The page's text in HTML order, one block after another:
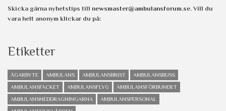
Skicka gärna nyhetstips till newsmaster@ambulansforum.se. Vill du
vara helt anonym klickar du på:
Etiketter
ÄGARBYTE AMBULANS AMBULANSBRIST
AMBULANSBUSS
AMBULANSFACKET
AMBULANSFLYG
AMBULANSFÖRBUNDET
AMBULANSNEDDRAGNINGARNA
AMBULANSPERSONAL